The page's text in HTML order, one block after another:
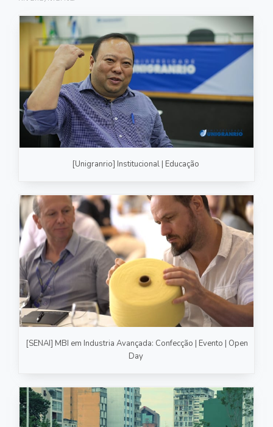
FOTOGRAFIA
PRODUTO/SERVIÇO
GASTRONOMIA
CORPORATIVO
ESTÚDIO
FOTO/VÍDEO
RECEITA / AULA
PRODUTO/SERVIÇO
INSTITUCIONAL
[Unigranrio] Institucional | Educação
[SENAI] MBI em Industria Avançada: Confecção | Evento | Open
Day